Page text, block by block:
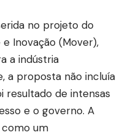
no projeto do
Inovação (Mover),
a indústria
a proposta não incluía
resultado de intensas
e o governo. A
como um